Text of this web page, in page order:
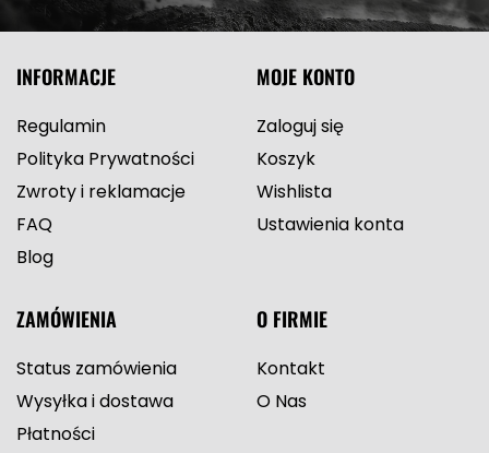
INFORMACJE
Regulamin
Polityka Prywatności
Zwroty i reklamacje
FAQ
Blog
MOJE KONTO
Zaloguj się
Koszyk
Wishlista
Ustawienia konta
ZAMÓWIENIA
Status zamówienia
Wysyłka i dostawa
Płatności
O FIRMIE
Kontakt
O Nas